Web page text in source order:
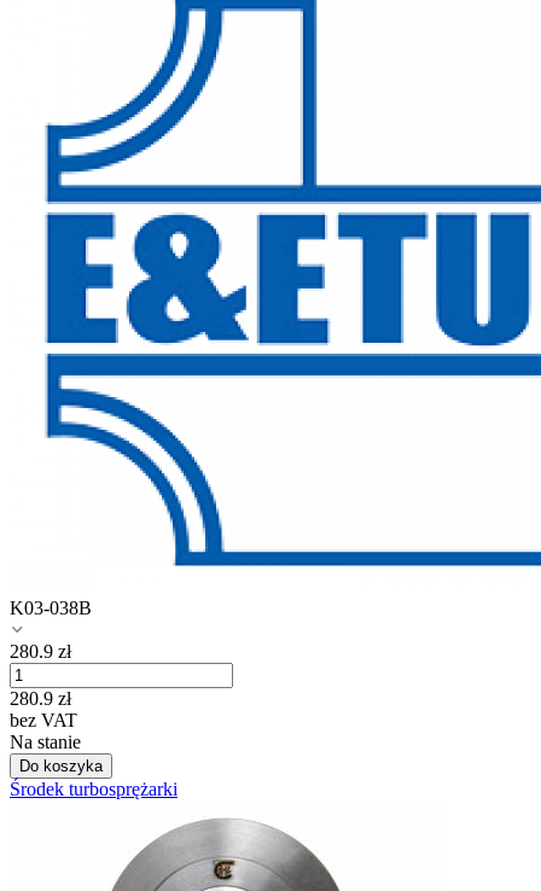
K03-038B
280.9 zł
280.9 zł
bez VAT
Na stanie
Do koszyka
Środek turbosprężarki